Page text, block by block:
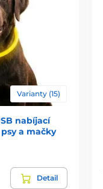
Varianty (15)
nabíjací
a mačky
Detail